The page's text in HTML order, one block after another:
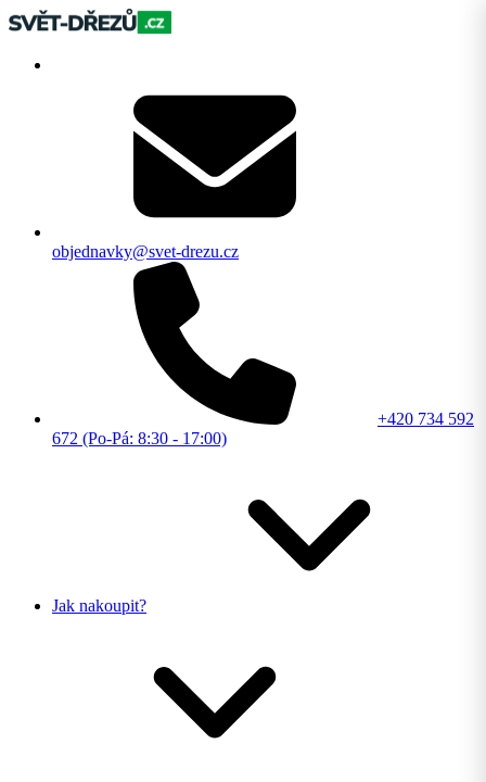
objednavky@svet-drezu.cz
+420 734 592
672 (Po-Pá: 8:30 - 17:00)
Jak nakoupit?